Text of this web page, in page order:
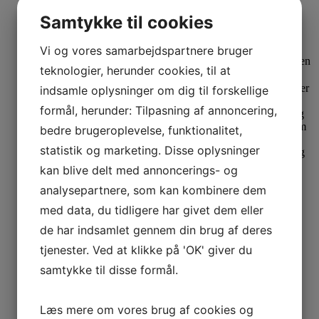
TexCare Silkwash
180,00 Den oprindelige pris var: 180,00 kr..
Den
aktuelle pris er: 100,00 kr..
63%
Se produktDette vare har flere varianter. Mulighederne kan
vælges på varesiden
Tim og Simonsen Leggings Maia
Samtykke til cookies
Vi og vores samarbejdspartnere bruger
teknologier, herunder cookies, til at
indsamle oplysninger om dig til forskellige
formål, herunder: Tilpasning af annoncering,
bedre brugeroplevelse, funktionalitet,
statistik og marketing. Disse oplysninger
kan blive delt med annoncerings- og
analysepartnere, som kan kombinere dem
med data, du tidligere har givet dem eller
de har indsamlet gennem din brug af deres
tjenester. Ved at klikke på 'OK' giver du
samtykke til disse formål.
Læs mere om vores brug af cookies og